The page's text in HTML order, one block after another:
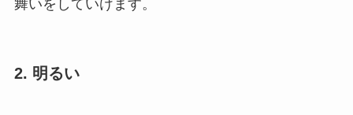
舞いをしていけます。
2. 明るい